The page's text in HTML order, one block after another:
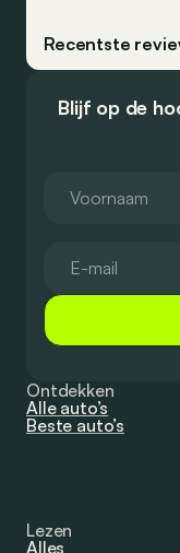
Recentste
Blijf op de
Ontdekken
Alle auto’s
Beste auto’s
Lezen
Alles